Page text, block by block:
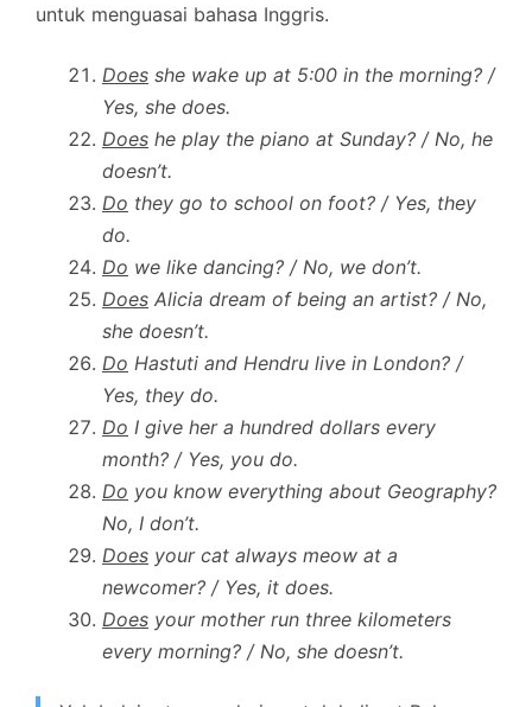
untuk menguasai bahasa Inggris.
Does she wake up at 5:00 in the morning? /
Yes, she does.
Does he play the piano at Sunday? / No, he
doesn’t.
Do they go to school on foot? / Yes, they
do.
Do we like dancing? / No, we don’t.
Does Alicia dream of being an artist? / No,
she doesn’t.
Do Hastuti and Hendru live in London? /
Yes, they do.
Do I give her a hundred dollars every
month? / Yes, you do.
Do you know everything about Geography?
No, I don’t.
Does your cat always meow at a
newcomer? / Yes, it does.
Does your mother run three kilometers
every morning? / No, she doesn’t.